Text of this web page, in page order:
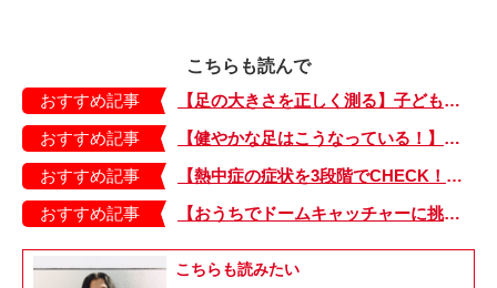
こちらも読んで
おすすめ記事
【足の大きさを正しく測る】子どもの靴の最適サイズは？ 月に1回は測り直そう！
おすすめ記事
【健やかな足はこうなっている！】「疲れた！ 抱っこ！」は靴のせい？ 子どもの足を育てる「足育」を今日からさっそく始めましょう！
おすすめ記事
【熱中症の症状を3段階でCHECK！】症状が軽い順にⅠ～Ⅲ度に分類。この症状が出ていたら、医療機関に連絡を！
おすすめ記事
【おうちでドームキャッチャーに挑戦だ】アンパンマン わくわくドームキャッチャー
こちらも読みたい